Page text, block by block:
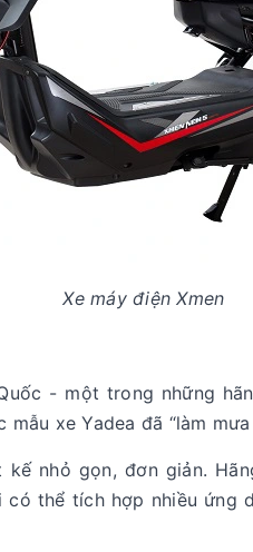
Xe máy điện Xmen
- một trong những
xe Yadea đã “làm
nhỏ gọn, đơn giản.
thể tích hợp nhiều ứng